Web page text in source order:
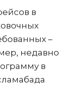
в
–
недавно
в